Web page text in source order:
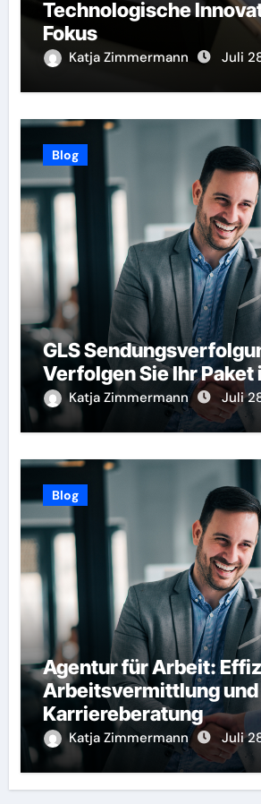
Technologische
Fokus
Katja Zimmermann Juli
Blog
GLS
Verfolgen Sie Ihr Paket
Katja Zimmermann Juli
Blog
Agentur für Arbeit:
Arbeitsvermittlung und
Karriereberatung
Katja Zimmermann Juli